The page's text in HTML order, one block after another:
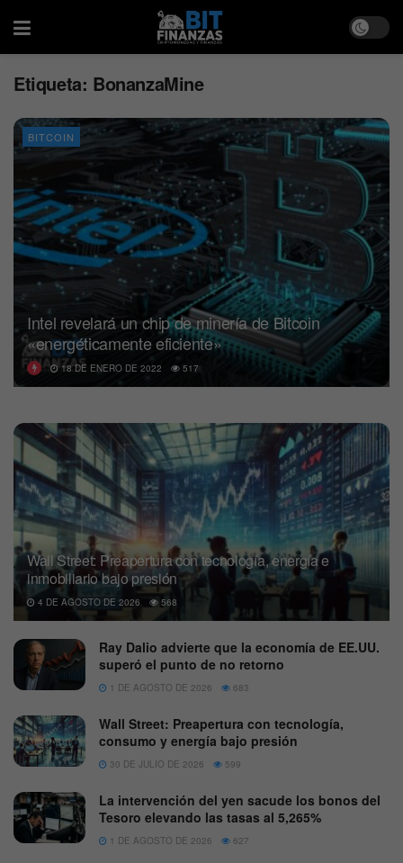
Etiqueta: BonanzaMine
BITCOIN
Intel revelará un chip de minería de Bitcoin
«energéticamente eficiente»
18 DE ENERO DE 2022 517
Wall Street: Preapertura con tecnología, energía e
inmobiliario bajo presión
4 DE AGOSTO DE 2026 568
Ray Dalio advierte que la economía de EE.UU.
superó el punto de no retorno
1 DE AGOSTO DE 2026 683
Wall Street: Preapertura con tecnología,
consumo y energía bajo presión
30 DE JULIO DE 2026 599
La intervención del yen sacude los bonos del
Tesoro elevando las tasas al 5,265%
1 DE AGOSTO DE 2026 627